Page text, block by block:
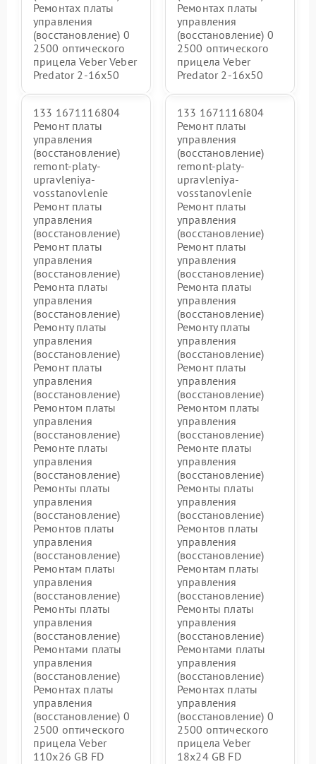
Ремонтах платы
управления
(восстановление) 0
2500 оптического
прицела Veber Veber
Predator 2-16x50
Ремонтах платы
управления
(восстановление) 0
2500 оптического
прицела Veber
Predator 2-16x50
133 1671116804
Ремонт платы
управления
(восстановление)
remont-platy-
upravleniya-
vosstanovlenie
Ремонт платы
управления
(восстановление)
Ремонт платы
управления
(восстановление)
Ремонта платы
управления
(восстановление)
Ремонту платы
управления
(восстановление)
Ремонт платы
управления
(восстановление)
Ремонтом платы
управления
(восстановление)
Ремонте платы
управления
(восстановление)
Ремонты платы
управления
(восстановление)
Ремонтов платы
управления
(восстановление)
Ремонтам платы
управления
(восстановление)
Ремонты платы
управления
(восстановление)
Ремонтами платы
управления
(восстановление)
Ремонтах платы
управления
(восстановление) 0
2500 оптического
прицела Veber
110х26 GB FD
133 1671116804
Ремонт платы
управления
(восстановление)
remont-platy-
upravleniya-
vosstanovlenie
Ремонт платы
управления
(восстановление)
Ремонт платы
управления
(восстановление)
Ремонта платы
управления
(восстановление)
Ремонту платы
управления
(восстановление)
Ремонт платы
управления
(восстановление)
Ремонтом платы
управления
(восстановление)
Ремонте платы
управления
(восстановление)
Ремонты платы
управления
(восстановление)
Ремонтов платы
управления
(восстановление)
Ремонтам платы
управления
(восстановление)
Ремонты платы
управления
(восстановление)
Ремонтами платы
управления
(восстановление)
Ремонтах платы
управления
(восстановление) 0
2500 оптического
прицела Veber
18x24 GB FD